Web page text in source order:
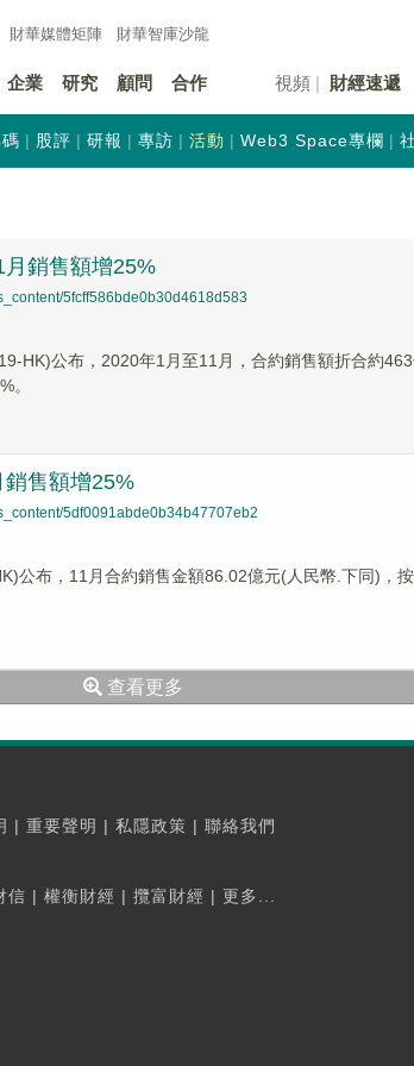
財華媒體矩陣 財華智庫沙龍
企業 研究 顧問 合作 視頻 財經速遞
股評 研報 專訪 活動 Web3 Space專欄
銷售額增25%
5fcff586bde0b30d4618d583
HK)公布，2020年1月至11月，合約銷售額折合約
。
售額增25%
5df0091abde0b34b47707eb2
公布，11月合約銷售金額86.02億元(人民幣.下同)，
查看更多
| 重要聲明 | 私隱政策 | 聯絡我們
信 | 權衡財經 | 攬富財經 | 更多...